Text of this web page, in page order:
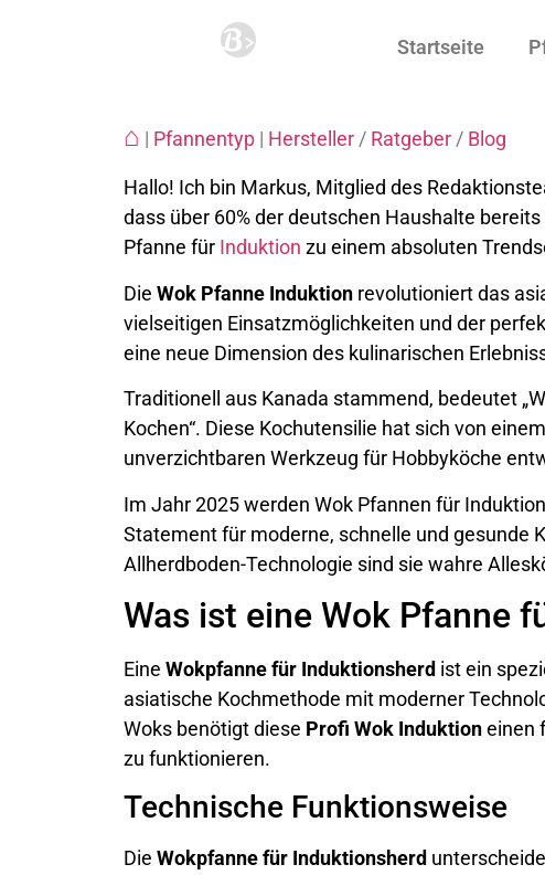
Startseite
⌂ | Pfannentyp | Hersteller / Ratgeber / Blog
Hallo! Ich bin Markus, Mitglied des
dass über 60% der deutschen Haushalte
Pfanne für Induktion zu einem absoluten
Die Wok Pfanne Induktion revolutioniert das
vielseitigen Einsatzmöglichkeiten und der
eine neue Dimension des kulinarischen
Traditionell aus Kanada stammend, bedeutet
Kochen“. Diese Kochutensilie hat sich von
unverzichtbaren Werkzeug für Hobbyköche
Im Jahr 2025 werden Wok Pfannen für
Statement für moderne, schnelle und gesunde
Allherdboden-Technologie sind sie wahre
Was ist eine Wok Pfanne
Eine Wokpfanne für Induktionsherd ist ein
asiatische Kochmethode mit moderner
Woks benötigt diese Profi Wok Induktioneinen
zu funktionieren.
Technische Funktionsweise
Die Wokpfanne für Induktionsherd